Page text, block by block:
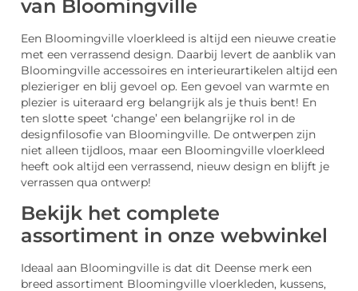
van Bloomingville
Een Bloomingville vloerkleed is altijd een nieuwe creatie
met een verrassend design. Daarbij levert de aanblik van
Bloomingville accessoires en interieurartikelen altijd een
plezieriger en blij gevoel op. Een gevoel van warmte en
plezier is uiteraard erg belangrijk als je thuis bent! En
ten slotte speet ‘change’ een belangrijke rol in de
designfilosofie van Bloomingville. De ontwerpen zijn
niet alleen tijdloos, maar een Bloomingville vloerkleed
heeft ook altijd een verrassend, nieuw design en blijft je
verrassen qua ontwerp!
Bekijk het complete
assortiment in onze webwinkel
Ideaal aan Bloomingville is dat dit Deense merk een
breed assortiment Bloomingville vloerkleden, kussens,